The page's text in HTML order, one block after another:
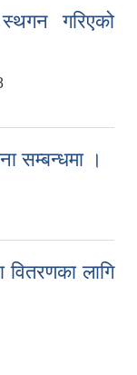
गरिएको
सम्बन्धमा ।
लागि